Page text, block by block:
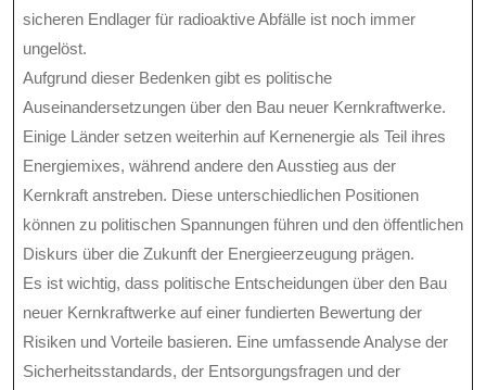
sicheren Endlager für radioaktive Abfälle ist noch immer
ungelöst.
Aufgrund dieser Bedenken gibt es politische
Auseinandersetzungen über den Bau neuer Kernkraftwerke.
Einige Länder setzen weiterhin auf Kernenergie als Teil ihres
Energiemixes, während andere den Ausstieg aus der
Kernkraft anstreben. Diese unterschiedlichen Positionen
können zu politischen Spannungen führen und den öffentlichen
Diskurs über die Zukunft der Energieerzeugung prägen.
Es ist wichtig, dass politische Entscheidungen über den Bau
neuer Kernkraftwerke auf einer fundierten Bewertung der
Risiken und Vorteile basieren. Eine umfassende Analyse der
Sicherheitsstandards, der Entsorgungsfragen und der